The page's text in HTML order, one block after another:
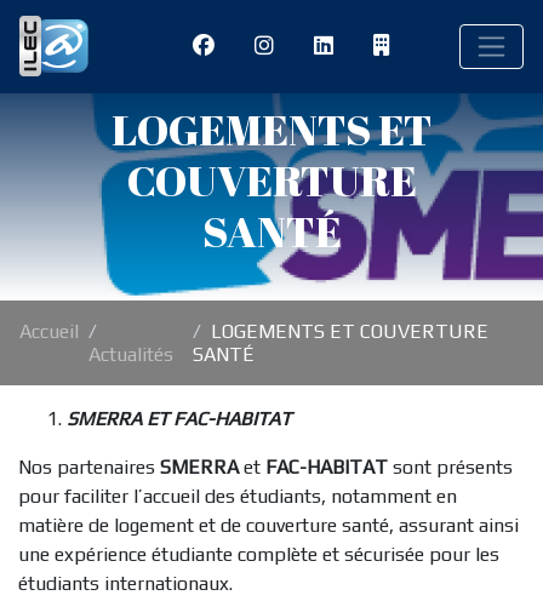
LOGEMENTS ET
COUVERTURE
SANTÉ
Accueil
Actualités
LOGEMENTS ET COUVERTURE
SANTÉ
SMERRA ET FAC-HABITAT
Nos partenaires SMERRAet FAC-HABITAT sont présents
pour faciliter l’accueil des étudiants, notamment en
matière de logement et de couverture santé, assurant ainsi
une expérience étudiante complète et sécurisée pour les
étudiants internationaux.